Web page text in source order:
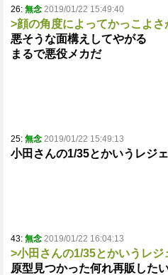
26: 無念 2019/01/22 15:49:40
>顔の角度によってかっこよさ
悪そうな面構えしてやがる
まるで悪役メカだ
25: 無念 2019/01/22 15:49:13
小田さんの1/35とかいうレジ
43: 無念 2019/01/22 16:04:13
>小田さんの1/35とかいうレジ
原型見つかった何れ再販した